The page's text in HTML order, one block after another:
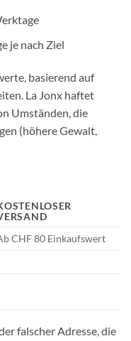
je nach Ziel
basierend auf
La Jonx haftet
Umständen, die
(höhere Gewalt,
CHF 80 Einkaufswert
falscher Adresse, die